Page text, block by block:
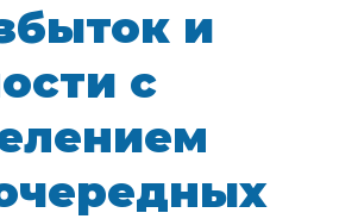
и
с